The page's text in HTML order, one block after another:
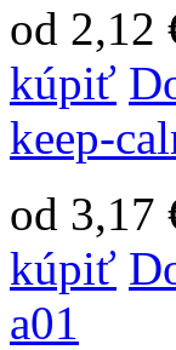
od 2,12
kúpiť
keep-
od 3,17
kúpiť
a01